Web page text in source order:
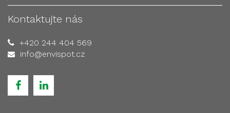
Kontaktujte nás
+420 244 404 569
info@envispot.cz